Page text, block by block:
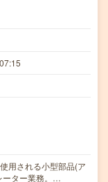
用される小型部品(ア
ーター業務。…